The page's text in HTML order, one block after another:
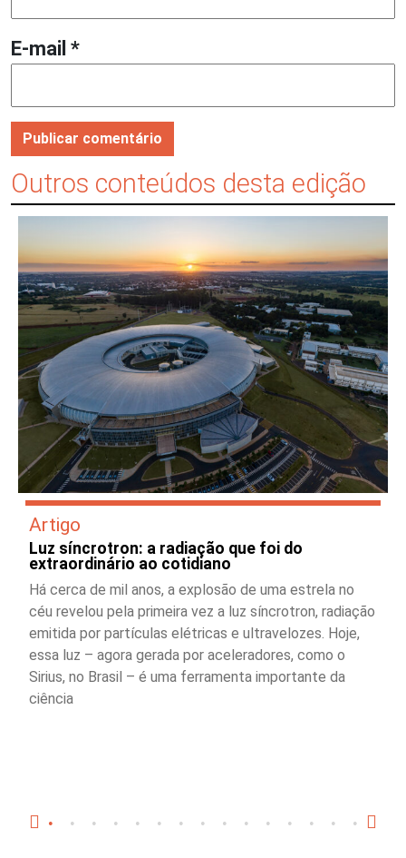
E-mail *
Outros conteúdos desta edição
Artigo
Luz síncrotron: a radiação que foi do
extraordinário ao cotidiano
Há cerca de mil anos, a explosão de uma estrela no
céu revelou pela primeira vez a luz síncrotron, radiação
emitida por partículas elétricas e ultravelozes. Hoje,
essa luz – agora gerada por aceleradores, como o
Sirius, no Brasil – é uma ferramenta importante da
ciência